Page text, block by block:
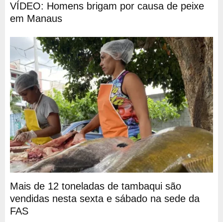
VÍDEO: Homens brigam por causa de peixe
em Manaus
Mais de 12 toneladas de tambaqui são
vendidas nesta sexta e sábado na sede da
FAS